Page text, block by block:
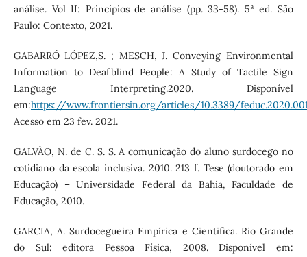
análise. Vol II: Princípios de análise (pp. 33-58). 5ª ed. São
Paulo: Contexto, 2021.
GABARRÓ-LÓPEZ,S. ; MESCH, J. Conveying Environmental
Information to Deafblind People: A Study of Tactile Sign
Language Interpreting.2020. Disponível
em:https://www.frontiersin.org/articles/10.3389/
Acesso em 23 fev. 2021.
GALVÃO, N. de C. S. S. A comunicação do aluno surdocego no
cotidiano da escola inclusiva. 2010. 213 f. Tese (doutorado em
Educação) – Universidade Federal da Bahia, Faculdade de
Educação, 2010.
GARCIA, A. Surdocegueira Empírica e Cientifica. Rio Grande
do Sul: editora Pessoa Física, 2008. Disponível em: